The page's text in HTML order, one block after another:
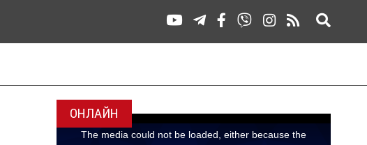
ОНЛАЙН